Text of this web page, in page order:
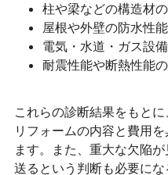
柱や梁などの構造材
屋根や外壁の防水性能
電気・水道・ガス設
耐震性能や断熱性能
これらの診断結果をもと
リフォームの内容と費用
ます。また、重大な欠陥
送るという判断も必要にな